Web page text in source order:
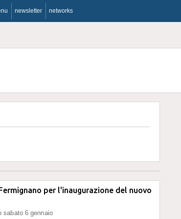
newsletter networks
per l'inaugurazione del nuovo
sabato 6 gennaio